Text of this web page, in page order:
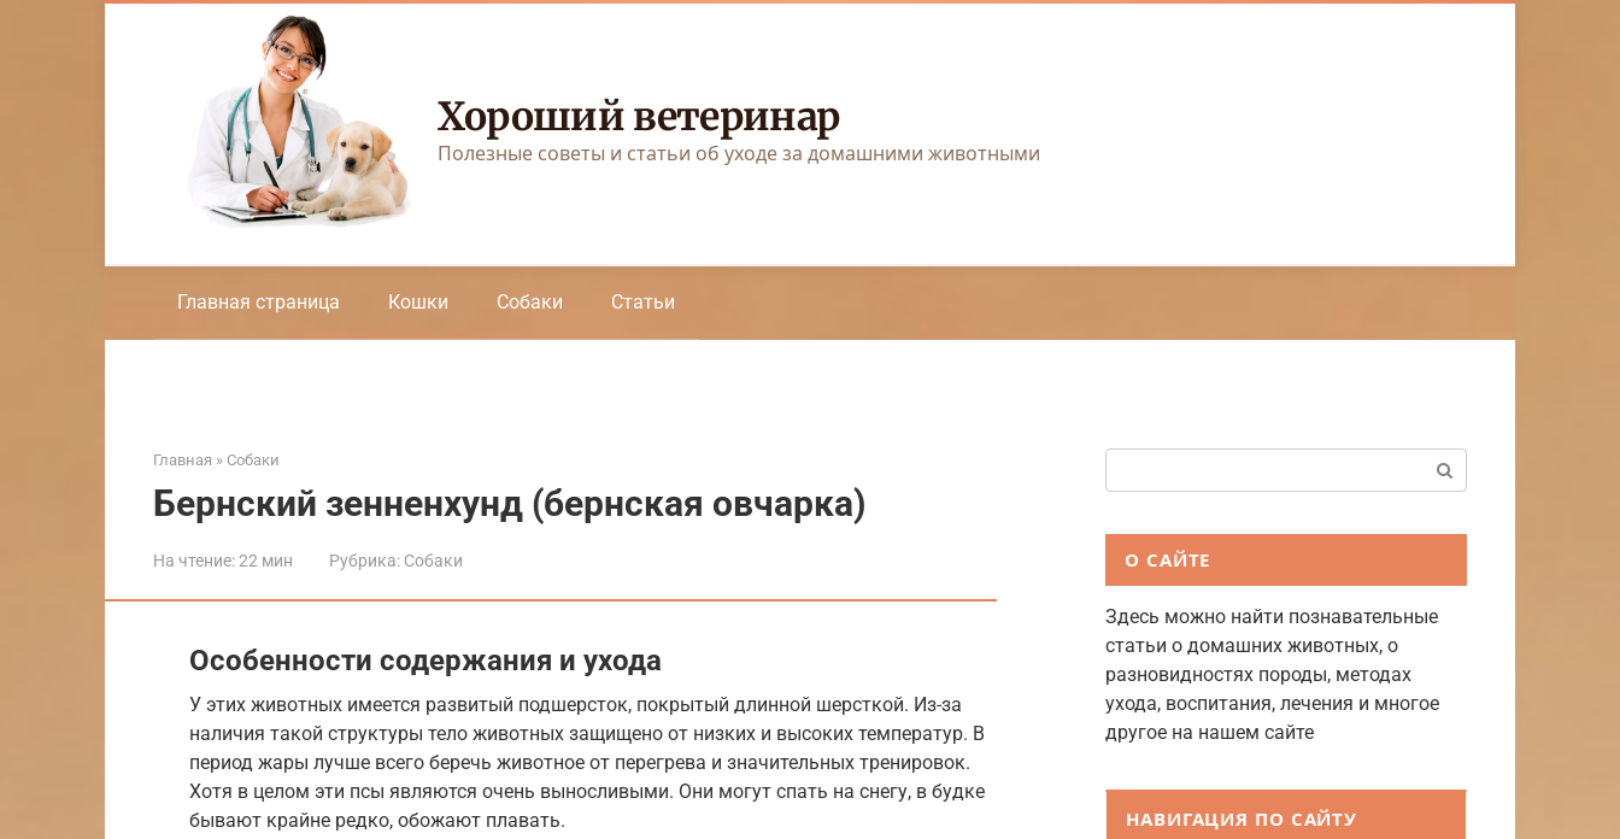
Хороший ветеринар
Полезные советы и статьи об уходе за домашними животными
Главная страница Кошки Собаки Статьи
Главная » Собаки
Бернский зенненхунд (бернская овчарка)
На чтение:22 мин Рубрика: Собаки
Особенности содержания и ухода
У этих животных имеется развитый подшерсток, покрытый длинной шерсткой. Из-за
наличия такой структуры тело животных защищено от низких и высоких температур. В
период жары лучше всего беречь животное от перегрева и значительных тренировок.
Хотя в целом эти псы являются очень выносливыми. Они могут спать на снегу, в будке
бывают крайне редко, обожают плавать.
О САЙТЕ
Здесь можно найти познавательные
статьи о домашних животных, о
разновидностях породы, методах
ухода, воспитания, лечения и многое
другое на нашем сайте
НАВИГАЦИЯ ПО САЙТУ